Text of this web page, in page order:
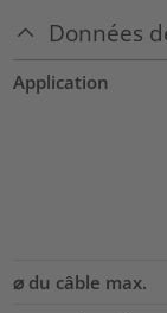
Données
Application
⌀ du câble max.